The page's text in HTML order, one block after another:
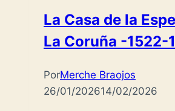
La Casa de la
La Coruña -1522-
PorMerche Braojos
26/01/202614/02/2026